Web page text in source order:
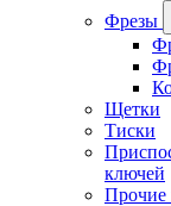
Фрезы
Щетки
Тиски
ключей
Прочие